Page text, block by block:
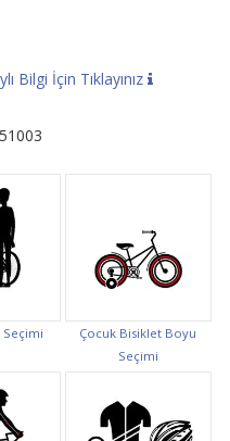
Bilgi İçin Tıklayınız
Çocuk Bisiklet Boyu
Seçimi